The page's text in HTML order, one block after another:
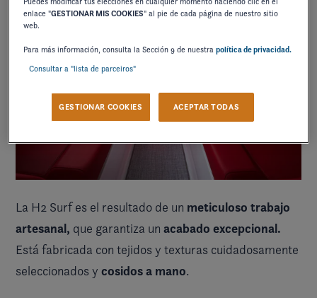
La H2 Surf es el resultado de un meticuloso trabajo
artesanal, que garantiza un acabado excepcional.
Está fabricada con tejidos y texturas cuidadosamente
seleccionados y cosidos a mano.
enlace "GESTIONAR MIS COOKIES" al pie de cada página de nuestro sitio
web.
Para más información, consulta la Sección 9 de nuestrapolítica de privacidad.
Consultar a "lista de parceiros"
GESTIONAR COOKIES ACEPTAR TODAS